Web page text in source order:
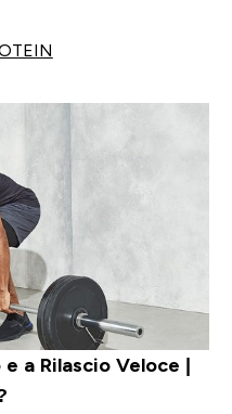
a Rilascio Veloce |